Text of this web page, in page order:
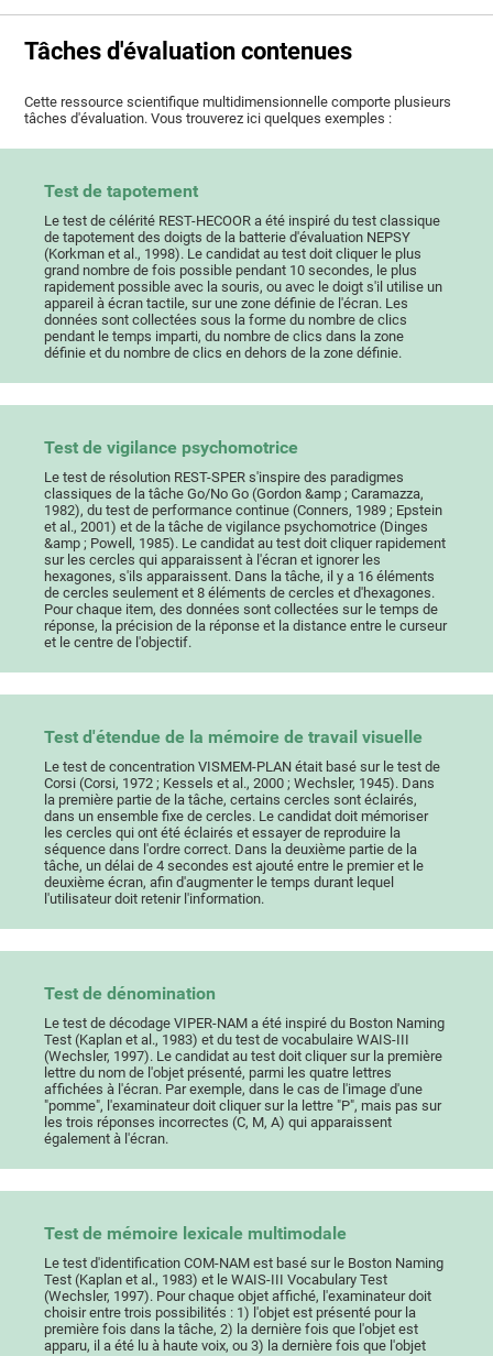
Tâches d'évaluation contenues
Cette ressource scientifique multidimensionnelle comporte plusieurs
tâches d'évaluation. Vous trouverez ici quelques exemples :
Test de tapotement
Le test de célérité REST-HECOOR a été inspiré du test classique
de tapotement des doigts de la batterie d'évaluation NEPSY
(Korkman et al., 1998). Le candidat au test doit cliquer le plus
grand nombre de fois possible pendant 10 secondes, le plus
rapidement possible avec la souris, ou avec le doigt s'il utilise un
appareil à écran tactile, sur une zone définie de l'écran. Les
données sont collectées sous la forme du nombre de clics
pendant le temps imparti, du nombre de clics dans la zone
définie et du nombre de clics en dehors de la zone définie.
Test de vigilance psychomotrice
Le test de résolution REST-SPER s'inspire des paradigmes
classiques de la tâche Go/No Go (Gordon &amp ; Caramazza,
1982), du test de performance continue (Conners, 1989 ; Epstein
et al., 2001) et de la tâche de vigilance psychomotrice (Dinges
&amp ; Powell, 1985). Le candidat au test doit cliquer rapidement
sur les cercles qui apparaissent à l'écran et ignorer les
hexagones, s'ils apparaissent. Dans la tâche, il y a 16 éléments
de cercles seulement et 8 éléments de cercles et d'hexagones.
Pour chaque item, des données sont collectées sur le temps de
réponse, la précision de la réponse et la distance entre le curseur
et le centre de l'objectif.
Test d'étendue de la mémoire de travail visuelle
Le test de concentration VISMEM-PLAN était basé sur le test de
Corsi (Corsi, 1972 ; Kessels et al., 2000 ; Wechsler, 1945). Dans
la première partie de la tâche, certains cercles sont éclairés,
dans un ensemble fixe de cercles. Le candidat doit mémoriser
les cercles qui ont été éclairés et essayer de reproduire la
séquence dans l'ordre correct. Dans la deuxième partie de la
tâche, un délai de 4 secondes est ajouté entre le premier et le
deuxième écran, afin d'augmenter le temps durant lequel
l'utilisateur doit retenir l'information.
Test de dénomination
Le test de décodage VIPER-NAM a été inspiré du Boston Naming
Test (Kaplan et al., 1983) et du test de vocabulaire WAIS-III
(Wechsler, 1997). Le candidat au test doit cliquer sur la première
lettre du nom de l'objet présenté, parmi les quatre lettres
affichées à l'écran. Par exemple, dans le cas de l'image d'une
"pomme", l'examinateur doit cliquer sur la lettre "P", mais pas sur
les trois réponses incorrectes (C, M, A) qui apparaissent
également à l'écran.
Test de mémoire lexicale multimodale
Le test d'identification COM-NAM est basé sur le Boston Naming
Test (Kaplan et al., 1983) et le WAIS-III Vocabulary Test
(Wechsler, 1997). Pour chaque objet affiché, l'examinateur doit
choisir entre trois possibilités : 1) l'objet est présenté pour la
première fois dans la tâche, 2) la dernière fois que l'objet est
apparu, il a été lu à haute voix, ou 3) la dernière fois que l'objet